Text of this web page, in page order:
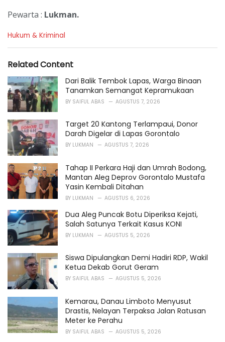
Pewarta : Lukman.
C
e
o
r
i
e
:
Hukum & Kriminal
Related Content
Dari Balik Tembok Lapas, Warga Binaan
Tanamkan Semangat Kepramukaan
BY SAIFUL ABAS AGUSTUS 7, 2026
Target 20 Kantong Terlampaui, Donor
Darah Digelar di Lapas Gorontalo
BY LUKMAN AGUSTUS 7, 2026
Tahap II Perkara Haji dan Umrah Bodong,
Mantan Aleg Deprov Gorontalo Mustafa
Yasin Kembali Ditahan
BY LUKMAN AGUSTUS 6, 2026
Dua Aleg Puncak Botu Diperiksa Kejati,
Salah Satunya Terkait Kasus KONI
BY LUKMAN AGUSTUS 5, 2026
Siswa Dipulangkan Demi Hadiri RDP, Wakil
Ketua Dekab Gorut Geram
BY SAIFUL ABAS AGUSTUS 5, 2026
Kemarau, Danau Limboto Menyusut
Drastis, Nelayan Terpaksa Jalan Ratusan
Meter ke Perahu
BY SAIFUL ABAS AGUSTUS 5, 2026